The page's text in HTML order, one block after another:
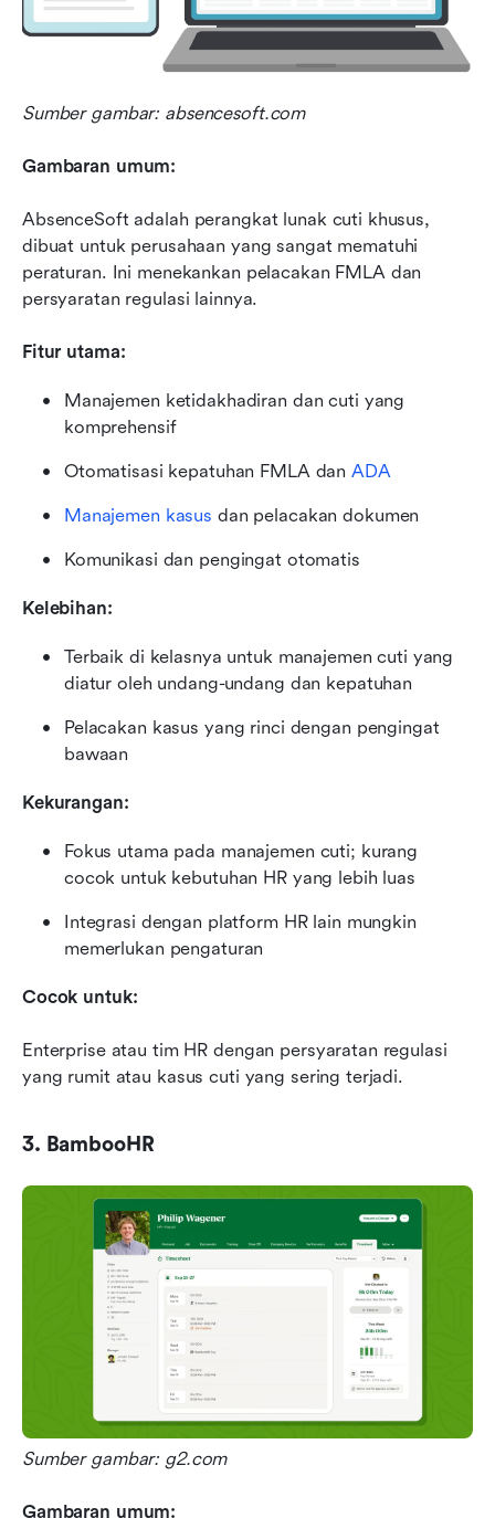
Sumber gambar: absencesoft.com
Gambaran umum:
AbsenceSoft adalah perangkat lunak cuti khusus,
dibuat untuk perusahaan yang sangat mematuhi
peraturan. Ini menekankan pelacakan FMLA dan
persyaratan regulasi lainnya.
Fitur utama:
Manajemen ketidakhadiran dan cuti yang
komprehensif
Otomatisasi kepatuhan FMLA dan ADA
Manajemen kasus dan pelacakan dokumen
Komunikasi dan pengingat otomatis
Kelebihan:
Terbaik di kelasnya untuk manajemen cuti yang
diatur oleh undang-undang dan kepatuhan
Pelacakan kasus yang rinci dengan pengingat
bawaan
Kekurangan:
Fokus utama pada manajemen cuti; kurang
cocok untuk kebutuhan HR yang lebih luas
Integrasi dengan platform HR lain mungkin
memerlukan pengaturan
Cocok untuk:
Enterprise atau tim HR dengan persyaratan regulasi
yang rumit atau kasus cuti yang sering terjadi.
3. BambooHR
Sumber gambar: g2.com
Gambaran umum: